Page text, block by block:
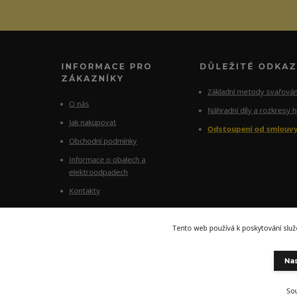
INFORMACE PRO
ZÁKAZNÍKY
O nás
Jak nakupovat
Obchodní podmínky
Informace o obalech a
elektroodpadech
Kontakty
DŮLEŽITÉ
Základní metody
Náhradní díly a rozkresy
Odstoupení od
Tento web používá k poskytování